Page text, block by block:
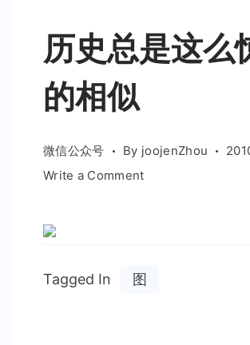
历史总是这么
的相似
微信公众号 By joojenZhou
Write a Commenton
这
Tagged In 图